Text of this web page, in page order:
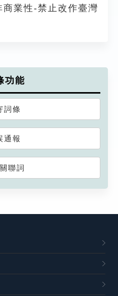
業性-禁止改作臺灣
功能
詞條
通報
聯詞